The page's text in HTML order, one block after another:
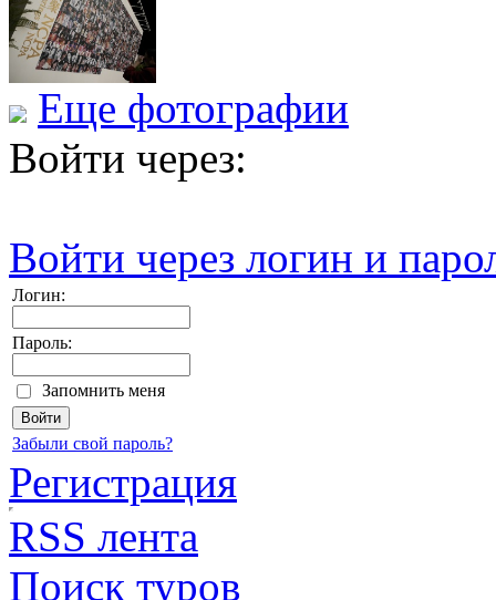
Еще фотографии
Войти через:
Войти через логин и
Логин:
Пароль:
Запомнить меня
Забыли свой пароль?
Регистрация
RSS лента
Поиск туров